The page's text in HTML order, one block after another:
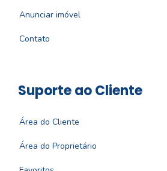
Anunciar imóvel
Contato
Suporte ao Cliente
Área do Cliente
Área do Proprietário